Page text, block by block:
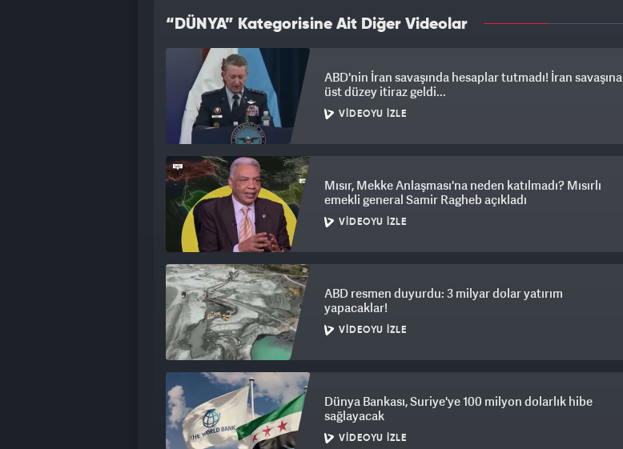
“DÜNYA” Kategorisine Ait Diğer Videolar
ABD'nin İran savaşında hesaplar tutmadı! İran savaşına
üst düzey itiraz geldi...
VIDEOYU İZLE
Mısır, Mekke Anlaşması'na neden katılmadı? Mısırlı
emekli general Samir Ragheb açıkladı
VIDEOYU İZLE
ABD resmen duyurdu: 3 milyar dolar yatırım
yapacaklar!
VIDEOYU İZLE
Dünya Bankası, Suriye'ye 100 milyon dolarlık hibe
sağlayacak
VIDEOYU İZLE